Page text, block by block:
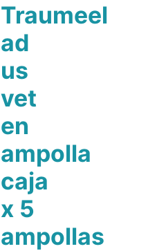
Traumeel
ad
us
vet
en
ampolla
caja
x 5
ampollas